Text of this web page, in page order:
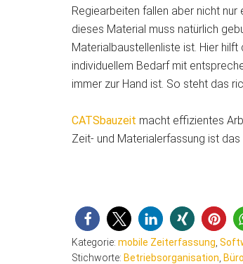
Regiearbeiten fallen aber nicht
dieses Material muss natürlich
Materialbaustellenliste ist. Hier
individuellem Bedarf mit
immer zur Hand ist. So steht das
CATSbauzeit macht effizientes
Zeit- und Materialerfassung ist
Kategorie: mobile Zeiterfassung
Stichworte: Betriebsorganisation